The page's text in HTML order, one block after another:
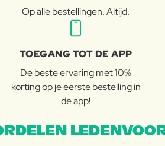
Op alle bestellingen. Altijd.
TOEGANG TOT DE APP
De beste ervaring met 10%
korting op je eerste bestelling in
de app!